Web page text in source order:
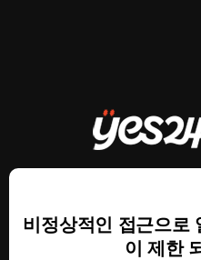
비정상적인 접근으로
이 제한